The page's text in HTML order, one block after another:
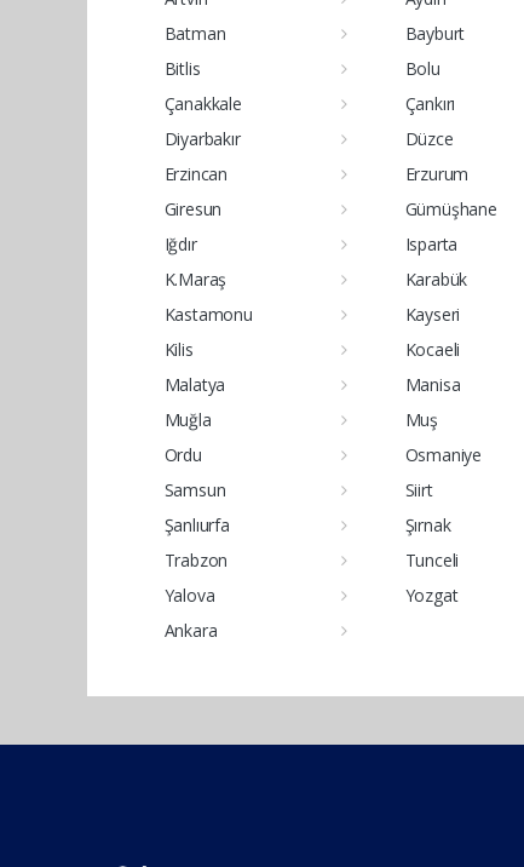
Batman
Bayburt
Bitlis
Bolu
Çanakkale
Çankırı
Diyarbakır
Düzce
Erzincan
Erzurum
Giresun
Gümüşhane
Iğdır
Isparta
K.Maraş
Karabük
Kastamonu
Kayseri
Kilis
Kocaeli
Malatya
Manisa
Muğla
Muş
Ordu
Osmaniye
Samsun
Siirt
Şanlıurfa
Şırnak
Trabzon
Tunceli
Yalova
Yozgat
Ankara